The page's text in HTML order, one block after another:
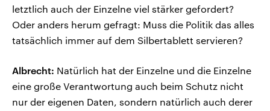
letztlich auch der Einzelne viel stärker gefordert?
Oder anders herum gefragt: Muss die Politik das alles
tatsächlich immer auf dem Silbertablett servieren?
Albrecht: Natürlich hat der Einzelne und die Einzelne
eine große Verantwortung auch beim Schutz nicht
nur der eigenen Daten, sondern natürlich auch derer